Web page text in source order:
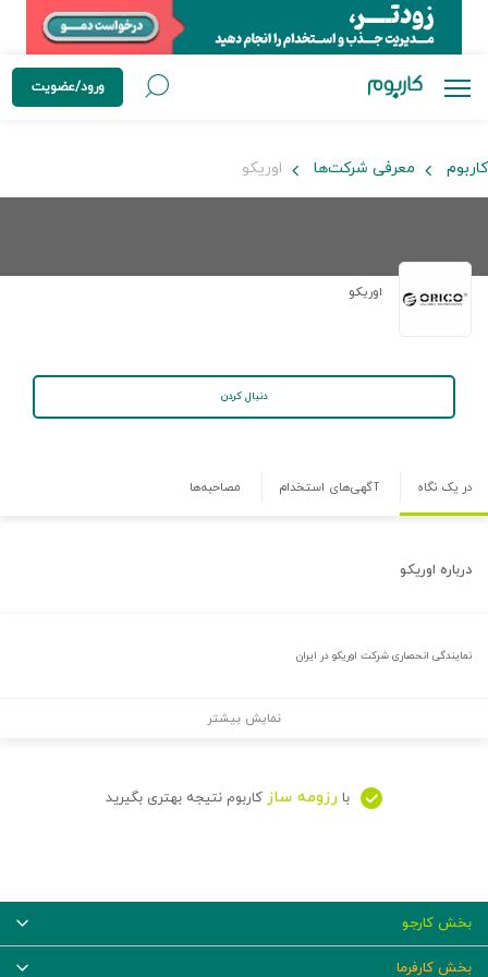
ورود/عضویت
کاربوم معرفی شرکت‌ها اوریکو
اوریکو
دنبال کردن
در یک نگاه آگهی‌های استخدام مصاحبه‌ها
درباره اوریکو
نمایندگی انحصاری شرکت اوریکو در ایران
نمایش بیشتر
با رزومه ساز کاربوم نتیجه بهتری بگیرید
بخش کارجو
بخش کارفرما